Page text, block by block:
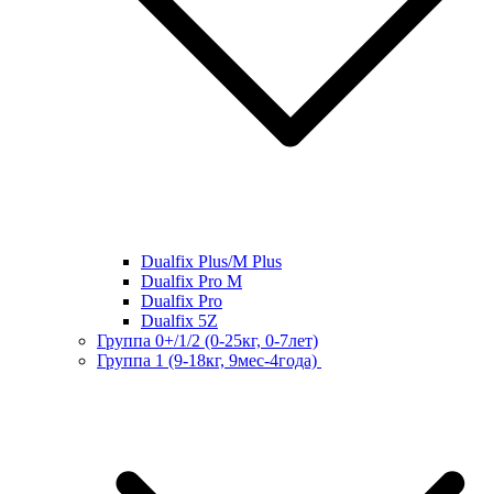
Dualfix Plus/M Plus
Dualfix Pro M
Dualfix Pro
Dualfix 5Z
Группа 0+/1/2 (0-25кг, 0-7лет)
Группа 1 (9-18кг, 9мес-4года)